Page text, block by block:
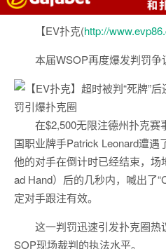
【EV扑克(http://
本届WSOP再度爆发判罚争
在$2,500无限注德州扑克
国职业牌手Patrick Leonard遭遇
他的对手在倒计时已经结束，场
ad Hand）后的几秒内，喊出了
定对手跟注有效。
这一判罚迅速引发扑克圈
SOP现场裁判的执法水平。